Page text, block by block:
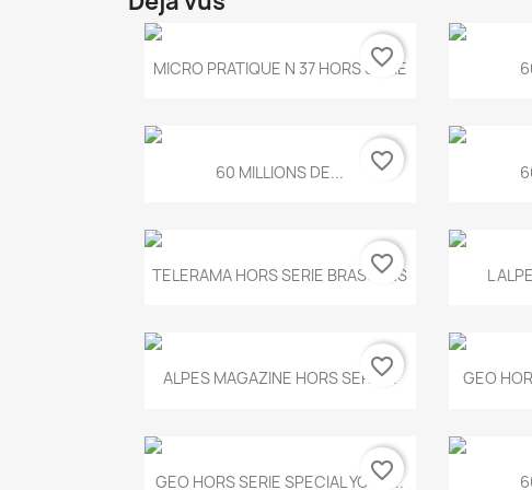
Aperçu rapide
MICRO PRATIQUE N 37 HORS SERIE
favorite_border
Aperçu rapide
60 MILLIONS DE... favorite_border
 Aperçu rapide
TELERAMA HORS SERIE BRASSENS
favorite_border 
L
Aperçu rapide
ALPES MAGAZINE HORS SERIE...
favorite_border GEO
Aperçu rapide
GEO HORS SERIE SPECIAL YOGA...
favorite_border